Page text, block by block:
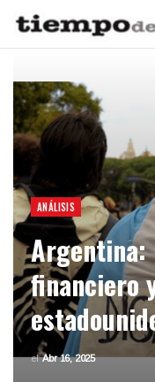
ANÁLISIS
Argentina:
financiero
elAbr 16, 2025